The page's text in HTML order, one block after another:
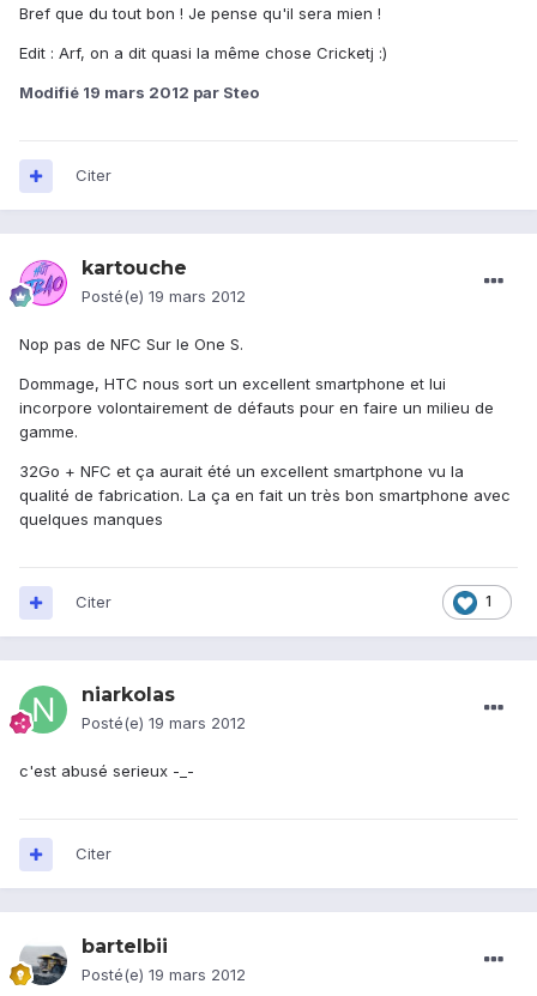
Bref que du tout bon ! Je pense qu'il sera mien !
Edit : Arf, on a dit quasi la même chose Cricketj :)
Modifié 19 mars 2012 par Steo
Citer
kartouche
Posté(e) 19 mars 2012
Nop pas de NFC Sur le One S.
Dommage, HTC nous sort un excellent smartphone et lui
incorpore volontairement de défauts pour en faire un milieu de
gamme.
32Go + NFC et ça aurait été un excellent smartphone vu la
qualité de fabrication. La ça en fait un très bon smartphone avec
quelques manques
1
Citer
niarkolas
Posté(e) 19 mars 2012
c'est abusé serieux -_-
Citer
bartelbii
Posté(e) 19 mars 2012